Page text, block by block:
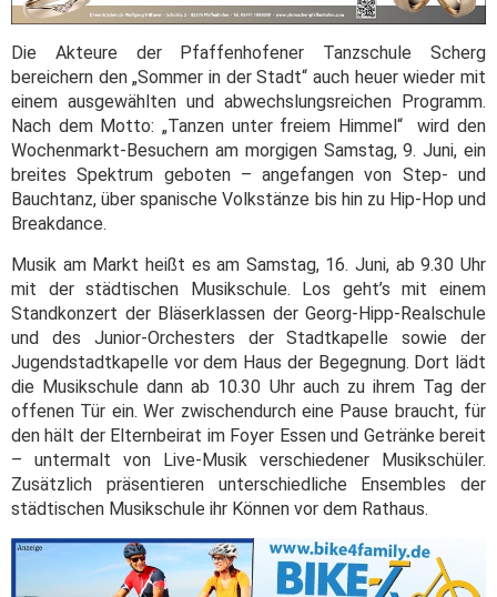
Die Akteure der Pfaffenhofener Tanzschule Scherg
bereichern den „Sommer in der Stadt“ auch heuer wieder mit
einem ausgewählten und abwechslungsreichen Programm.
Nach dem Motto: „Tanzen unter freiem Himmel“ wird den
Wochenmarkt-Besuchern am morgigen Samstag, 9. Juni, ein
breites Spektrum geboten – angefangen von Step- und
Bauchtanz, über spanische Volkstänze bis hin zu Hip-Hop und
Breakdance.
Musik am Markt heißt es am Samstag, 16. Juni, ab 9.30 Uhr
mit der städtischen Musikschule. Los geht’s mit einem
Standkonzert der Bläserklassen der Georg-Hipp-Realschule
und des Junior-Orchesters der Stadtkapelle sowie der
Jugendstadtkapelle vor dem Haus der Begegnung. Dort lädt
die Musikschule dann ab 10.30 Uhr auch zu ihrem Tag der
offenen Tür ein. Wer zwischendurch eine Pause braucht, für
den hält der Elternbeirat im Foyer Essen und Getränke bereit
– untermalt von Live-Musik verschiedener Musikschüler.
Zusätzlich präsentieren unterschiedliche Ensembles der
städtischen Musikschule ihr Können vor dem Rathaus.